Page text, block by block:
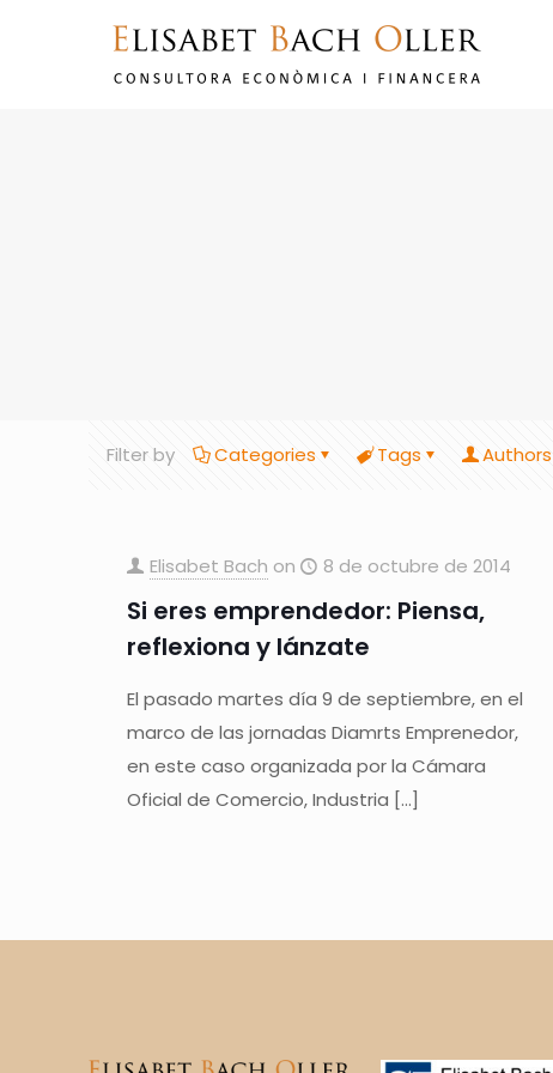
Filter by Categories Tags Authors
Elisabet Bach on 8 de octubre de 2014
Si eres emprendedor: Piensa,
reflexiona y lánzate
El pasado martes día 9 de septiembre, en el
marco de las jornadas Diamrts Emprenedor,
en este caso organizada por la Cámara
Oficial de Comercio, Industria […]